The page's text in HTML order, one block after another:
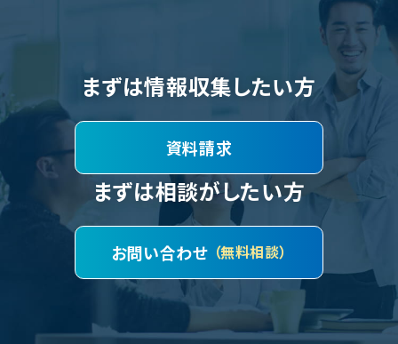
まずは情報収集したい方
資料請求
まずは相談がしたい方
お問い合わせ （無料相談）